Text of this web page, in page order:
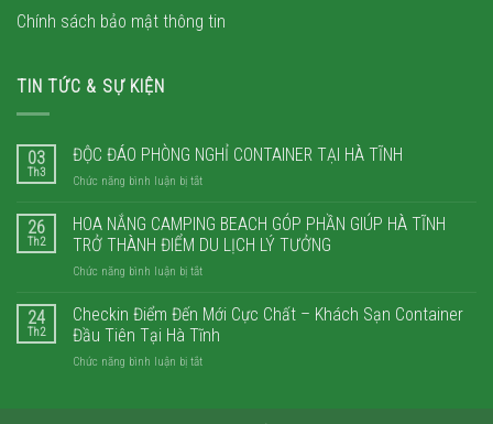
Chính sách bảo mật thông tin
TIN TỨC & SỰ KIỆN
03
Th3
ĐỘC ĐÁO PHÒNG NGHỈ CONTAINER TẠI HÀ TĨNH
Chức năng bình luận bị tắtở
ĐÁO
PHÒNG
NGHỈ
CONTAINER
HÀ
TĨNH
26
Th2
HOA NẮNG CAMPING BEACH GÓP PHẦN GIÚP HÀ TĨNH
TRỞ THÀNH ĐIỂM DU LỊCH LÝ TƯỞNG
Chức năng bình luận bị tắtở
NẮNG
CAMPING
BEACH
GÓP
24
Th2
Checkin Điểm Đến Mới Cực Chất – Khách Sạn Container
Đầu Tiên Tại Hà Tĩnh
Chức năng bình luận bị tắtở